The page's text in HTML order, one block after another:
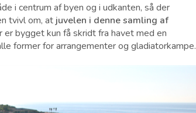
i centrum af byen og i udkanten, så der
tvivl om, at juvelen i denne samling af
bygget kun få skridt fra havet med en
former for arrangementer og gladiatorkampe.